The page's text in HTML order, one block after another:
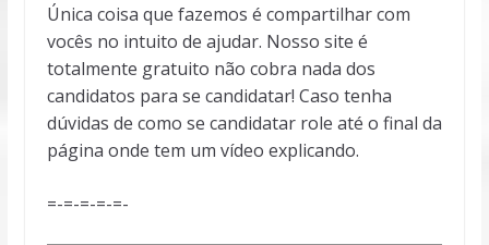
Única coisa que fazemos é compartilhar com
vocês no intuito de ajudar. Nosso site é
totalmente gratuito não cobra nada dos
candidatos para se candidatar! Caso tenha
dúvidas de como se candidatar role até o final da
página onde tem um vídeo explicando.
=-=-=-=-=-